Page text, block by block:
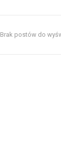
Brak postów do